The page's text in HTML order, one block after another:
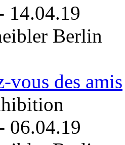
14.04.19
Berlin
vous des amis
06.04.19